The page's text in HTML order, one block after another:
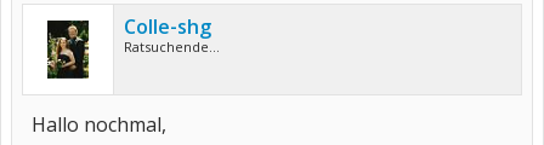
Colle-shg
Ratsuchende...
Hallo nochmal,